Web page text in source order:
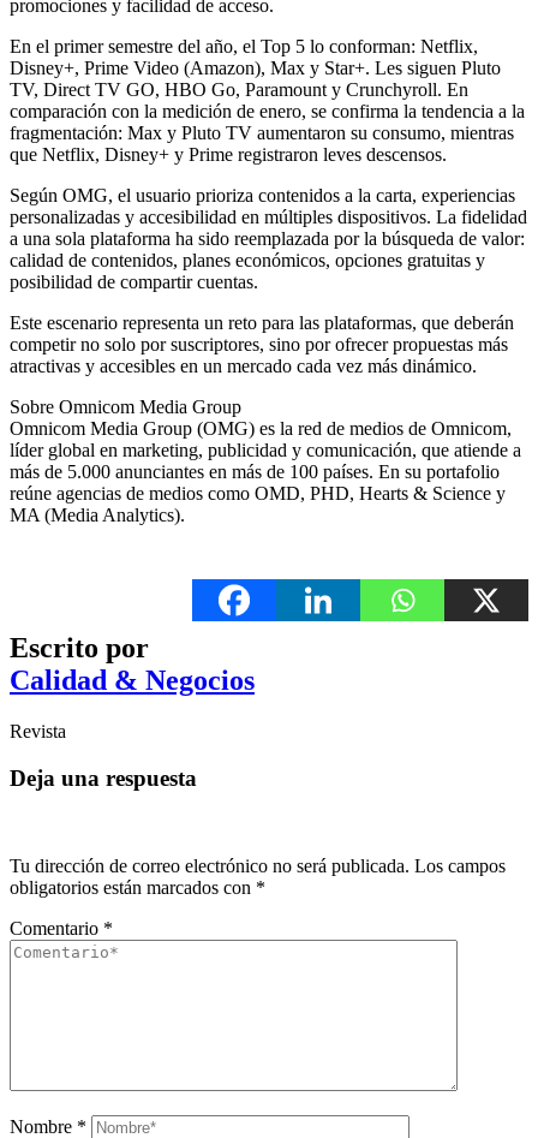
promociones y facilidad de acceso.
En el primer semestre del año, el Top 5 lo conforman: Netflix,
Disney+, Prime Video (Amazon), Max y Star+. Les siguen Pluto
TV, Direct TV GO, HBO Go, Paramount y Crunchyroll. En
comparación con la medición de enero, se confirma la tendencia a la
fragmentación: Max y Pluto TV aumentaron su consumo, mientras
que Netflix, Disney+ y Prime registraron leves descensos.
Según OMG, el usuario prioriza contenidos a la carta, experiencias
personalizadas y accesibilidad en múltiples dispositivos. La fidelidad
a una sola plataforma ha sido reemplazada por la búsqueda de valor:
calidad de contenidos, planes económicos, opciones gratuitas y
posibilidad de compartir cuentas.
Este escenario representa un reto para las plataformas, que deberán
competir no solo por suscriptores, sino por ofrecer propuestas más
atractivas y accesibles en un mercado cada vez más dinámico.
Sobre Omnicom Media Group
Omnicom Media Group (OMG) es la red de medios de Omnicom,
líder global en marketing, publicidad y comunicación, que atiende a
más de 5.000 anunciantes en más de 100 países. En su portafolio
reúne agencias de medios como OMD, PHD, Hearts & Science y
MA (Media Analytics).
Escrito por
Calidad & Negocios
Revista
Deja una respuesta
Tu dirección de correo electrónico no será publicada. Los campos
obligatorios están marcados con *
Comentario *
Nombre *